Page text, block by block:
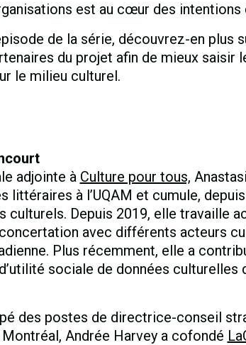
est au cœur des
de la série, découvrez-en plus
du projet afin de mieux saisir
le milieu culturel.
adjointe à Culture pour tous,
littéraires à l’UQAM et cumule,
culturels. Depuis 2019, elle travaille
avec différents acteurs
Plus récemment, elle a
sociale de données culturelles
des postes de directrice-conseil
Montréal, Andrée Harvey a cofondé